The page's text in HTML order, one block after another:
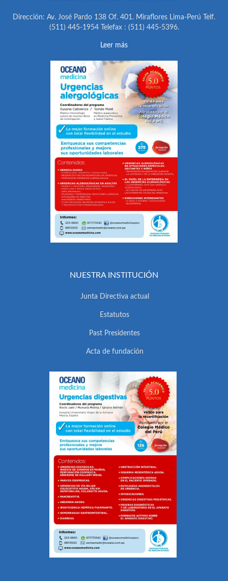
Dirección: Av. José Pardo 138 Of. 401. Miraflores Lima-Perú Telf.
(511) 445-1954 Telefax : (511) 445-5396.
Leer más
NUESTRA INSTITUCIÓN
Junta Directiva actual
Estatutos
Past Presidentes
Acta de fundación